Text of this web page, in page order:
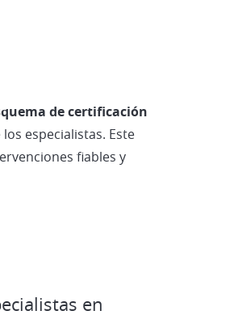
de certificación
especialistas. Este
fiables y
en